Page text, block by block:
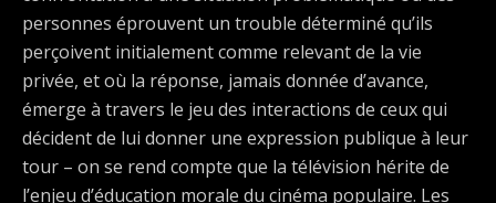
personnes éprouvent un trouble déterminé qu’ils
perçoivent initialement comme relevant de la vie
privée, et où la réponse, jamais donnée d’avance,
émerge à travers le jeu des interactions de ceux qui
décident de lui donner une expression publique à leur
tour – on se rend compte que la télévision hérite de
l’enjeu d’éducation morale du cinéma populaire. Les